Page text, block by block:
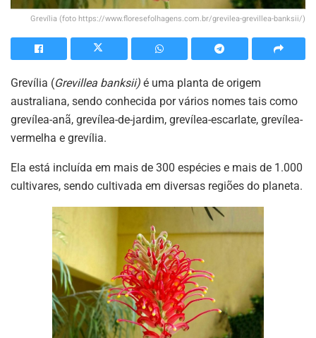
Grevília (foto https://www.floresefolhagens.com.br/grevilea-grevillea-banksii/)
Grevília (Grevillea banksii) é uma planta de origem
australiana, sendo conhecida por vários nomes tais como
grevílea-anã, grevílea-de-jardim, grevílea-escarlate, grevílea-
vermelha e grevília.
Ela está incluída em mais de 300 espécies e mais de 1.000
cultivares, sendo cultivada em diversas regiões do planeta.